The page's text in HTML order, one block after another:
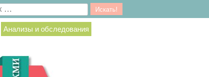
Анализы и обследования